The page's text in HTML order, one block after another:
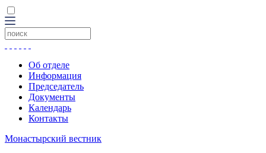
Об отделе
Информация
Председатель
Документы
Календарь
Контакты
Монастырский вестник